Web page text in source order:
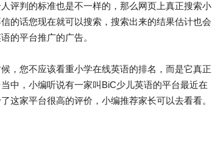
判的标准也是不一样的，那么网页上真正搜索小
的话您现在就可以搜索，搜索出来的结果估计也会
的平台推广的广告。
您不应该看重小学在线英语的排名，而是它真正
中，小编听说有一家叫BiC少儿英语的平台最近在
这家平台很高的评价，小编推荐家长可以去看看。